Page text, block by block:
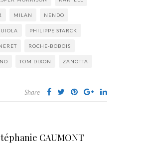
MILAN NENDO
PHILIPPE STARCK
ROCHE-BOBOIS
TOM DIXON ZANOTTA
Share
CAUMONT